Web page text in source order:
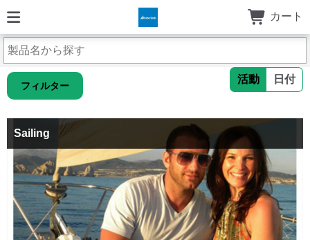
カート
フィルター
活動 日付
Sailing